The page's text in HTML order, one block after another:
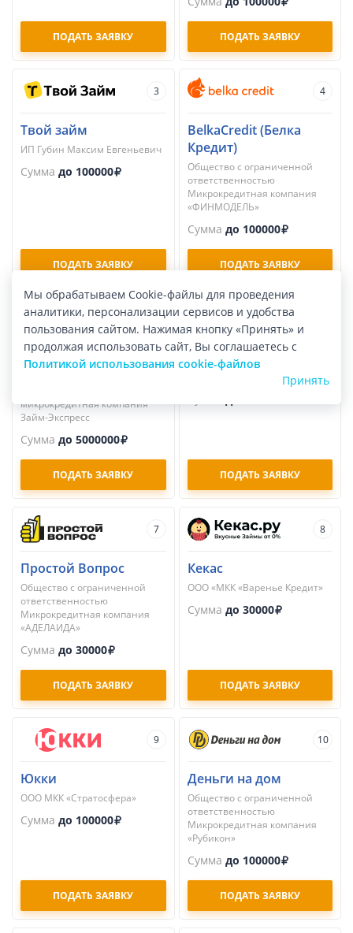
ПОДАТЬ ЗАЯВКУ ПОДАТЬ ЗАЯВКУ
3
Твой займ
ИП Губин Максим Евгеньевич
Сумма до 100000
ПОДАТЬ ЗАЯВКУ
4
BelkaCredit (Белка
Кредит)
Общество с ограниченной
ответственностью
Микрокредитная компания
«ФИНМОДЕЛЬ»
Сумма до 100000
ПОДАТЬ ЗАЯВКУ
5
Займ-Экспресс
микрокредитная компания
Займ-Экспресс
Сумма до 5000000
ПОДАТЬ ЗАЯВКУ
Займер
ПОДАТЬ ЗАЯВКУ
7
Простой Вопрос
Общество с ограниченной
ответственностью
Микрокредитная компания
«АДЕЛАИДА»
Сумма до 30000
ПОДАТЬ ЗАЯВКУ
8
Кекас
ООО «МКК «Варенье Кредит»
Сумма до 30000
ПОДАТЬ ЗАЯВКУ
9
Юкки
ООО МКК «Стратосфера»
Сумма до 100000
ПОДАТЬ ЗАЯВКУ
10
Деньги на дом
Общество с ограниченной
ответственностью
Микрокредитная компания
«Рубикон»
Сумма до 100000
ПОДАТЬ ЗАЯВКУ
Мы обрабатываем Cookie-файлы для проведения
аналитики, персонализации сервисов и удобства
пользования сайтом. Нажимая кнопку «Принять» и
продолжая использовать сайт, Вы соглашаетесь с
Политикой использования cookie-файлов
Принять